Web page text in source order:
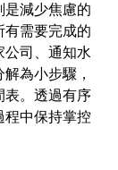
是減少焦慮的
有需要完成的
公司、通知水
為小步驟，
表。透過有序
程中保持掌控